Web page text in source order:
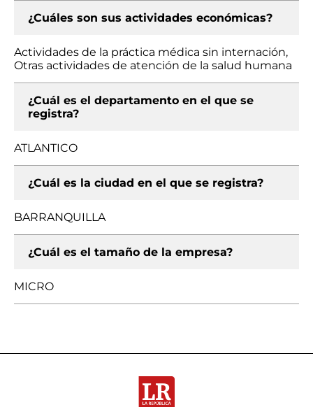
¿Cuáles son sus actividades económicas?
Actividades de la práctica médica sin internación,
Otras actividades de atención de la salud humana
¿Cuál es el departamento en el que se
registra?
ATLANTICO
¿Cuál es la ciudad en el que se registra?
BARRANQUILLA
¿Cuál es el tamaño de la empresa?
MICRO